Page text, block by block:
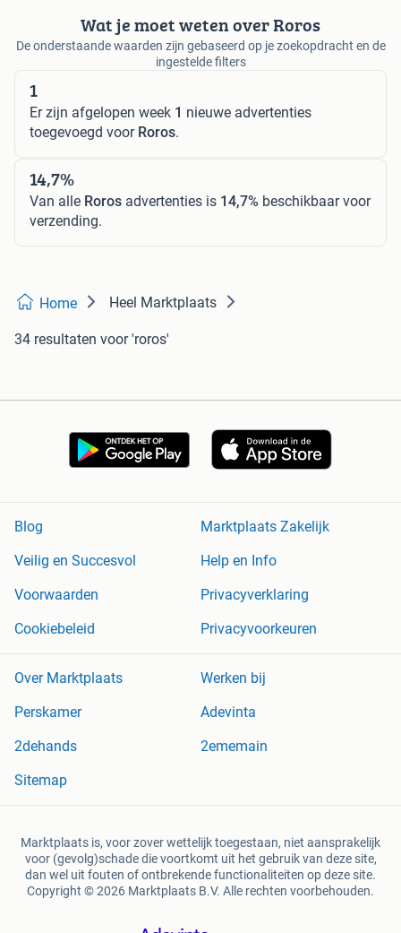
Wat je moet weten over Roros
De onderstaande waarden zijn gebaseerd op je zoekopdracht en de
ingestelde filters
1
Er zijn afgelopen week 1 nieuwe advertenties
toegevoegd voor Roros.
14,7%
Van alle Roros advertenties is 14,7% beschikbaar voor
verzending.
Home Heel Marktplaats
34 resultaten voor 'roros'
Blog
Marktplaats Zakelijk
Veilig en Succesvol
Help en Info
Voorwaarden
Privacyverklaring
Cookiebeleid
Privacyvoorkeuren
Over Marktplaats
Werken bij
Perskamer
Adevinta
2dehands
2ememain
Sitemap
Marktplaats is, voor zover wettelijk toegestaan, niet aansprakelijk
voor (gevolg)schade die voortkomt uit het gebruik van deze site,
dan wel uit fouten of ontbrekende functionaliteiten op deze site.
Copyright © 2026 Marktplaats B.V. Alle rechten voorbehouden.